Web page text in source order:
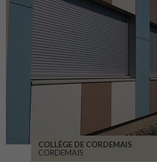
COLLÈGE DE CORDEMAIS
CORDEMAIS